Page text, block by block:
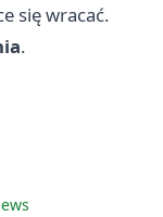
się wracać.
.